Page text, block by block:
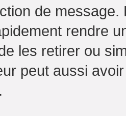
de
rendre
les retirer ou
peut aussi